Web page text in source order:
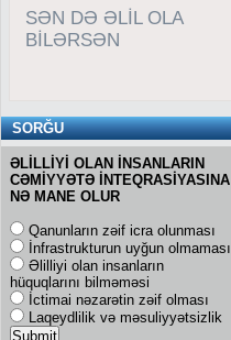
SƏN DƏ ƏLİL OLA
BİLƏRSƏN
SORĞU
ƏLİLLİYİ OLAN İNSANLARIN
CƏMİYYƏTƏ İNTEQRASİYASINA
NƏ MANE OLUR
Qanunların zəif icra olunması
İnfrastrukturun uyğun olmaması
Əlilliyi olan insanların
hüquqlarını bilməməsi
İctimai nəzarətin zəif olması
Laqeydlilik və məsuliyyətsizlik